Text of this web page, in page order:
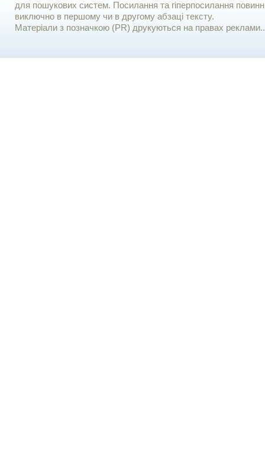
для пошукових систем. Посилання та гіперпосилання
виключно в першому чи в другому абзаці тексту.
Матеріали з позначкою (PR) друкуються на правах реклами..